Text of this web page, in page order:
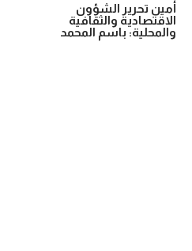
أمين تحرير الشؤون
الاقتصادية والثقافية
والمحلية: باسم المحمد